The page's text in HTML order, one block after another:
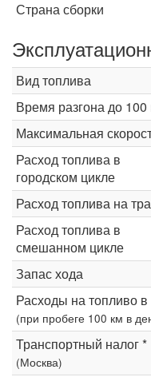
Страна сборки
Вид топлива
Время разгона до 100
Максимальная
Расход топлива в
городском цикле
Расход топлива на
Расход топлива в
смешанном цикле
Запас хода
Расходы на топливо в
(при пробеге 100 км в
Транспортный налог *
(Москва)